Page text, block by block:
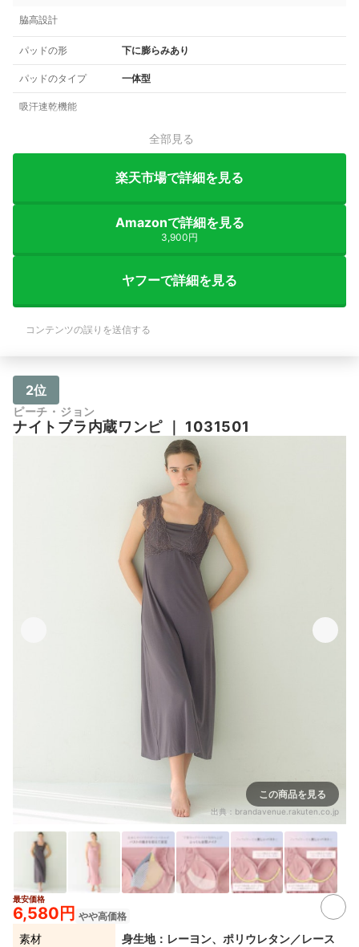
脇高設計
パッドの形 下に膨らみあり
パッドのタイプ 一体型
吸汗速乾機能
全部見る
楽天市場で詳細を見る
Amazonで詳細を見る
3,900円
ヤフーで詳細を見る
コンテンツの誤りを送信する
2位
ピーチ・ジョン
ナイトブラ内蔵ワンピ 1031501
この商品を見る
出典： brandavenue.rakuten.co.jp
最安価格
6,580円 やや高価格
素材
身生地：レーヨン、ポリウレタン／レース